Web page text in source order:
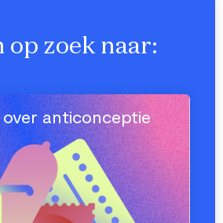
op zoek naar:
anticonceptie